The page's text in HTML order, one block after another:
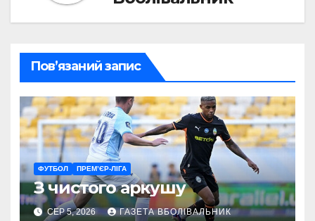
Пов’язаний запис
ФУТБОЛ ПРЕМ’ЄР-ЛІГА
З чистого аркушу
СЕР 5, 2026 ГАЗЕТА ВБОЛІВАЛЬНИК